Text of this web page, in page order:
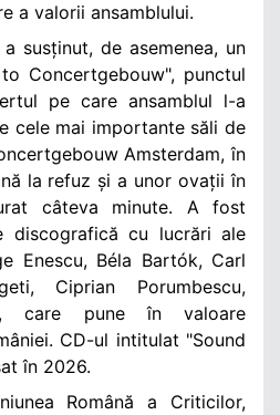
a valorii ansamblului.
susținut, de asemenea, un
Concertgebouw", punctul
pe care ansamblul l-a
cele mai importante săli de
Amsterdam, în
la refuz și a unor ovații în
câteva minute. A fost
discografică cu lucrări ale
Enescu, Béla Bartók, Carl
Ciprian Porumbescu,
care pune în valoare
CD-ul intitulat "Sound
în 2026.
Română a Criticilor,